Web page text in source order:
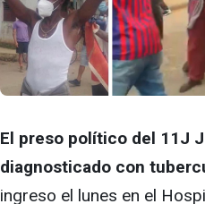
El preso político del 11J
diagnosticado con
ingreso el lunes en el